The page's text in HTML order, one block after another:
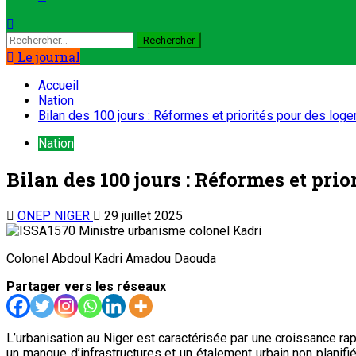
Le journal
Accueil
Nation
Bilan des 100 jours : Réformes et priorités pour des
Nation
Bilan des 100 jours : Réformes et
ONEP NIGER 29 juillet 2025
Colonel Abdoul Kadri Amadou Daouda
Partager vers les réseaux
L’urbanisation au Niger est caractérisée par une croissance
un manque d’infrastructures et un étalement urbain non